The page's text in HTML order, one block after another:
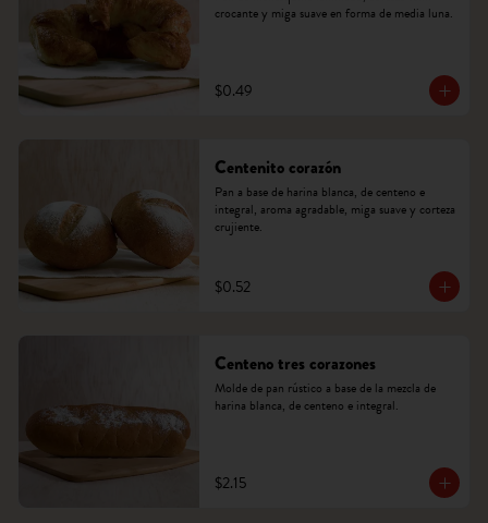
crocante y miga suave en forma de media luna.
$0.49
Centenito corazón
Pan a base de harina blanca, de centeno e
integral, aroma agradable, miga suave y corteza
crujiente.
$0.52
Centeno tres corazones
Molde de pan rústico a base de la mezcla de
harina blanca, de centeno e integral.
$2.15